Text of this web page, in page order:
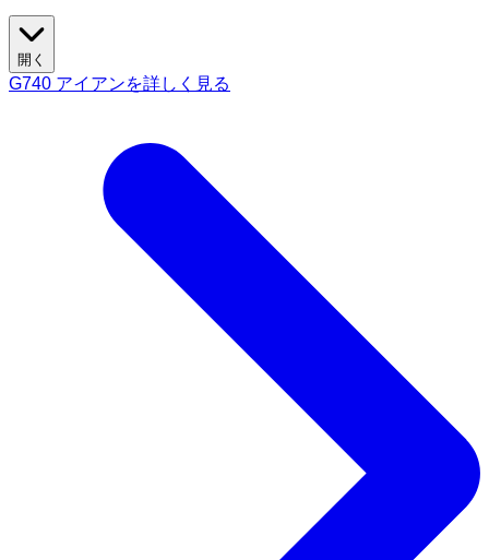
開く
G740 アイアンを詳しく見る